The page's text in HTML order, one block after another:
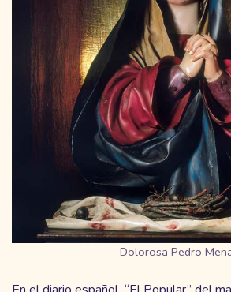
Dolorosa Pedro